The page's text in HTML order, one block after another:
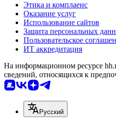
Этика и комплаенс
Оказание услуг
Использование сайтов
Защита персональных
Пользовательское
ИТ аккредитация
На информационном ресурсе
сведений, относящихся к
Русский